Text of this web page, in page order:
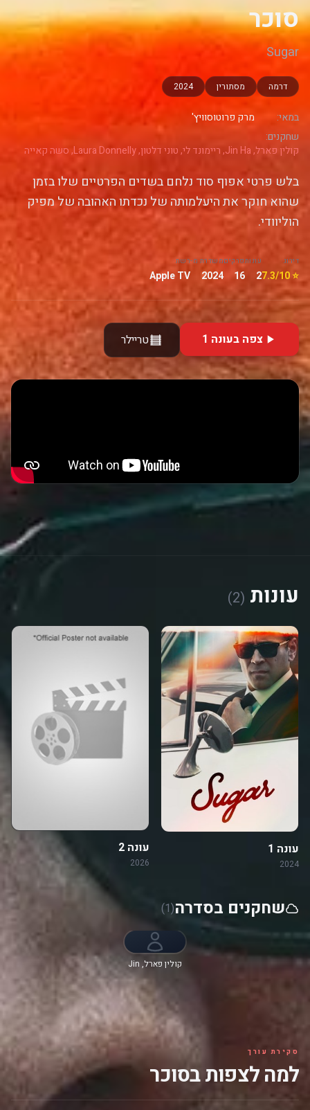
סוכר
Sugar
דרמה מסתורין 2024
במאי:
מרק פרוטוסוויץ'
שחקנים:
קולין פארל, Jin Ha, ריימונד לי, טוני דלטון, Laura Donnelly, סשה קאייה
בלש פרטי אפוף סוד נלחם בשדים הפרטיים שלו בזמן
שהוא חוקר את היעלמותה של נכדתו האהובה של מפיק
הוליוודי.
דירוג
⭐ 7.3/10
עונות
2
פרקים
16
משדרת מ-
2024
רשת
Apple TV
צפה בעונה 1 טריילר
עונות (2)
עונה 1
2024
עונה 2
2026
שחקנים בסדרה(1)
קולין פארל, Jin
Ha, ריימונד לי,
טוני דלטון, Laura
Donnelly, סשה
קאייה
סקירת עורך
למה לצפות בסוכר